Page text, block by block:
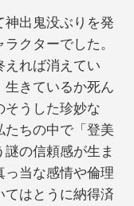
出鬼没ぶりを発
クターでした。
えれば消えてい
生きているか死ん
そうした珍妙な
たちの中で「登美
の信頼感が生ま
っ当な感情や倫理
てはとうに納得済